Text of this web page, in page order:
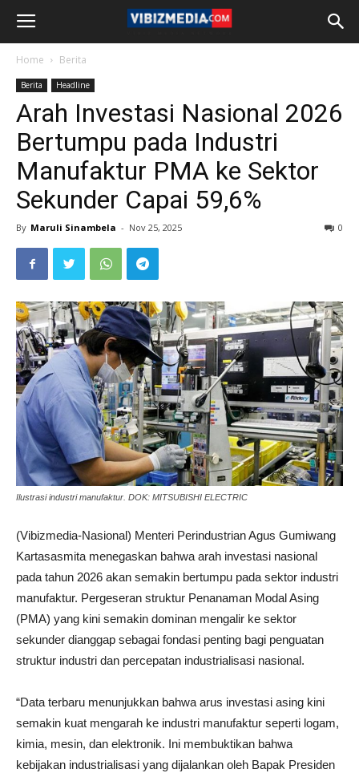
Home Berita
Berita Headline
Arah Investasi Nasional 2026
Bertumpu pada Industri
Manufaktur PMA ke Sektor
Sekunder Capai 59,6%
By Maruli Sinambela - Nov 25, 2025 0
Ilustrasi industri manufaktur. DOK: MITSUBISHI ELECTRIC
(Vibizmedia-Nasional) Menteri Perindustrian Agus Gumiwang
Kartasasmita menegaskan bahwa arah investasi nasional
pada tahun 2026 akan semakin bertumpu pada sektor industri
manufaktur. Pergeseran struktur Penanaman Modal Asing
(PMA) yang kini semakin dominan mengalir ke sektor
sekunder dianggap sebagai fondasi penting bagi penguatan
struktur industri dan percepatan industrialisasi nasional.
“Data terbaru menunjukkan bahwa arus investasi asing kini
semakin kuat mengarah ke industri manufaktur seperti logam,
kimia, mesin, dan elektronik. Ini membuktikan bahwa
kebijakan industrialisasi yang dijalankan oleh Bapak Presiden